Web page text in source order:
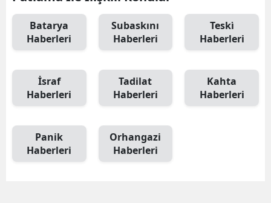
Batarya
Haberleri
Subaskını
Haberleri
Teski̇
Haberleri
İsraf
Haberleri
Tadilat
Haberleri
Kahta
Haberleri
Panik
Haberleri
Orhangazi
Haberleri